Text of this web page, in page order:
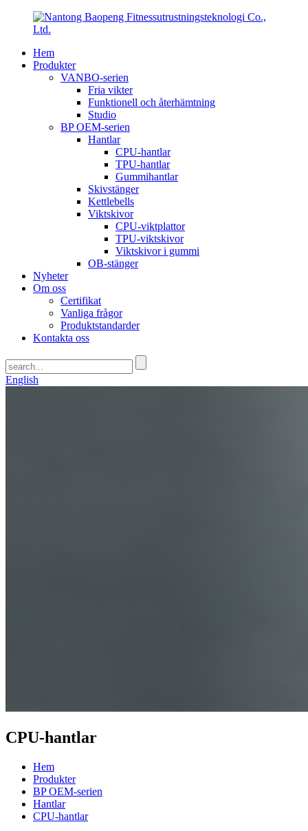
Hem
Produkter
VANBO-serien
Fria vikter
Funktionell och återhämtning
Studio
BP OEM-serien
Hantlar
CPU-hantlar
TPU-hantlar
Gummihantlar
Skivstänger
Kettlebells
Viktskivor
CPU-viktplattor
TPU-viktskivor
Viktskivor i gummi
OB-stänger
Nyheter
Om oss
Certifikat
Vanliga frågor
Produktstandarder
Kontakta oss
English
CPU-hantlar
Hem
Produkter
BP OEM-serien
Hantlar
CPU-hantlar